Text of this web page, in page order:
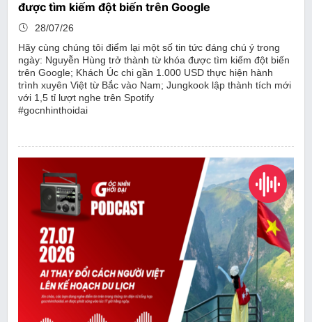
được tìm kiếm đột biến trên Google
28/07/26
Hãy cùng chúng tôi điểm lại một số tin tức đáng chú ý trong
ngày: Nguyễn Hùng trở thành từ khóa được tìm kiếm đột biến
trên Google; Khách Úc chi gần 1.000 USD thực hiện hành
trình xuyên Việt từ Bắc vào Nam; Jungkook lập thành tích mới
với 1,5 tỉ lượt nghe trên Spotify
#gocnhinthoidai